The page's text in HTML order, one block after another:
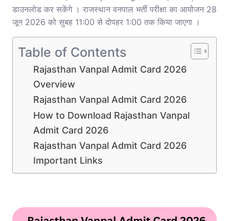
डाउनलोड कर सकेंगे । राजस्थान वनपाल भर्ती परीक्षा का आयोजन 28
जून 2026 को सुबह 11:00 से दोपहर 1:00 तक किया जाएगा ।
Table of Contents
Rajasthan Vanpal Admit Card 2026
Overview
Rajasthan Vanpal Admit Card 2026
How to Download Rajasthan Vanpal
Admit Card 2026
Rajasthan Vanpal Admit Card 2026
Important Links